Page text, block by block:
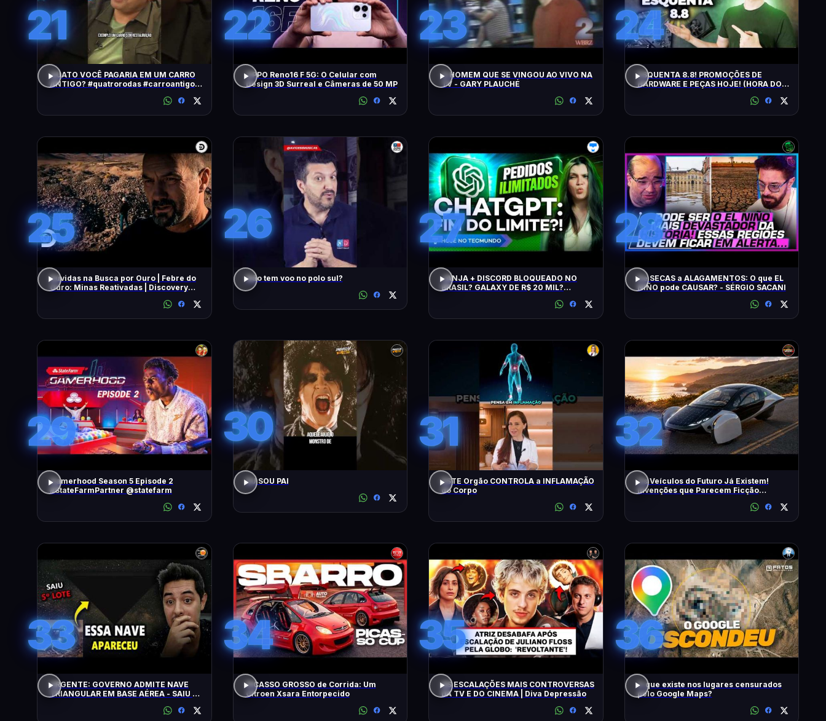
21
QUATO VOCÊ PAGARIA EM UM CARRO
ANTIGO? #quatrorodas #carroantigo
22
OPPO Reno16 F 5G: O Celular com
Design 3D Surreal e Câmeras de 50 MP
23
O HOMEM QUE SE VINGOU AO VIVO NA
TV - GARY PLAUCHÉ
24
ESQUENTA 8.8! PROMOÇÕES DE
HARDWARE E PEÇAS HOJE! (HORA DO
25
Dúvidas na Busca por Ouro | Febre do
Ouro: Minas Reativadas | Discovery
26
Não tem voo no polo sul?
27
JANJA + DISCORD BLOQUEADO NO
BRASIL? GALAXY DE R$ 20 MIL?
28
De SECAS a ALAGAMENTOS: O que EL
NIÑO pode CAUSAR? - SÉRGIO SACANI
29
Gamerhood Season 5 Episode 2
#StateFarmPartner @statefarm
30
EU SOU PAI
31
ESTE Orgão CONTROLA a INFLAMAÇÃO
do Corpo
32
Os Veículos do Futuro Já Existem!
Invenções que Parecem Ficção
33
URGENTE: GOVERNO ADMITE NAVE
TRIANGULAR EM BASE AÉREA - SAIU O
34
PICASSO GROSSO de Corrida: Um
Citroen Xsara Entorpecido
35
AS ESCALAÇÕES MAIS CONTROVERSAS
DA TV E DO CINEMA | Diva Depressão
36
O que existe nos lugares censurados
pelo Google Maps?